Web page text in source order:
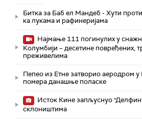
Битка за Баб ел Мандеб - Хути
ка лукама и рафинеријама
Најмање 111 погинулих у
Колумбији – десетине повређених,
преживелима
Пепео из Етне затворио аеродром у
помера данашње поласке
Исток Кине запљуснуо
склоништима